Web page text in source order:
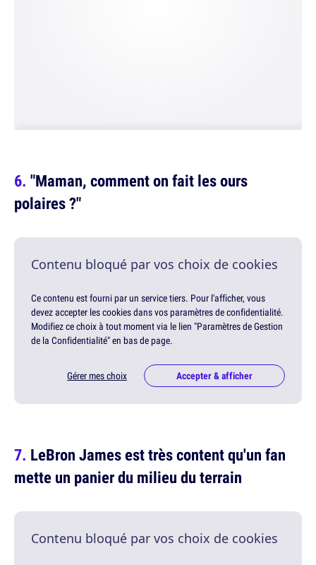
"Maman, comment on fait les ours
polaires ?"
Contenu bloqué par vos choix de cookies
Ce contenu est fourni par un service tiers. Pour l'afficher, vous
devez accepter les cookies dans vos paramètres de confidentialité.
Modifiez ce choix à tout moment via le lien "Paramètres de Gestion
de la Confidentialité" en bas de page.
Gérer mes choix Accepter & afficher
LeBron James est très content qu'un fan
mette un panier du milieu du terrain
Contenu bloqué par vos choix de cookies